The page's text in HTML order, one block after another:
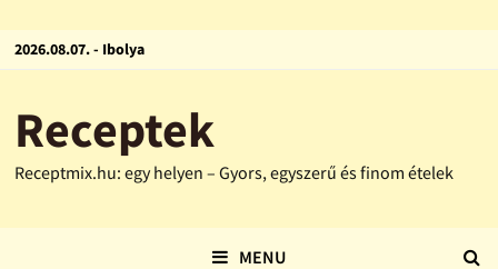
2026.08.07. - Ibolya
Receptek
Receptmix.hu: egy helyen – Gyors, egyszerű és finom ételek
MENU